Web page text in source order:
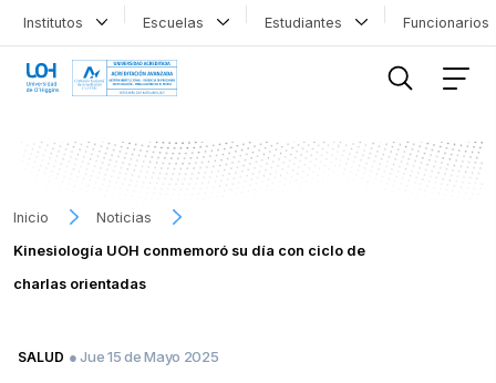
Institutos Escuelas Estudiantes
Inicio
Noticias
Kinesiología UOH conmemoró su día con ciclo de
charlas orientadas
SALUD ● Jue 15 de Mayo 2025